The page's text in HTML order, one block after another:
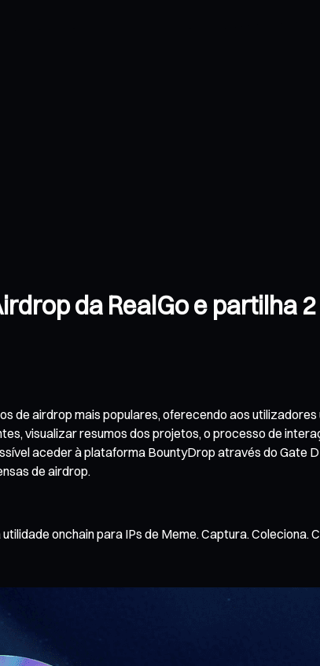
da RealGo e partilha
de airdrop mais populares, oferecendo aos
visualizar resumos dos projetos, o processo de
aceder à plataforma BountyDrop através do Gate
de airdrop.
onchain para IPs de Meme. Captura. Coleciona.